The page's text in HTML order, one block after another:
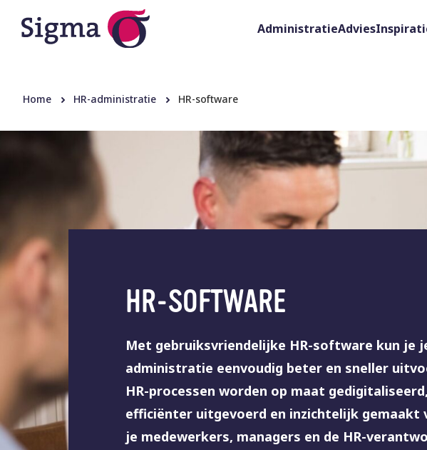
AdministratieAdvies
Home HR-administratie HR-software
HR-SOFTWARE
Met gebruiksvriendelijke HR-software kun je
administratie eenvoudig beter en sneller
HR-processen worden op maat gedigitaliseerd,
efficiënter uitgevoerd en inzichtelijk gemaakt
je medewerkers, managers en de HR-